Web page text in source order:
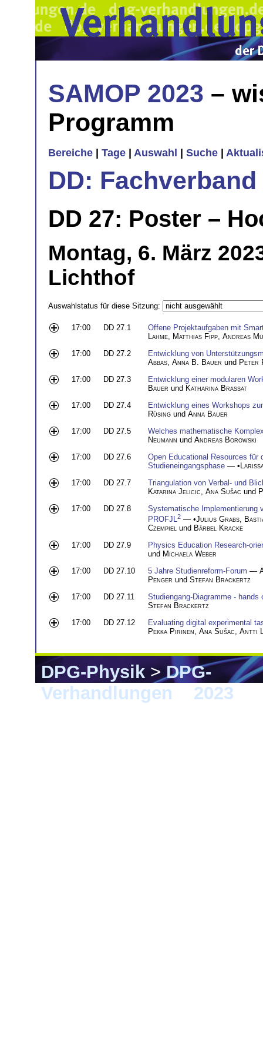
SAMOP 2023 –
Programm
Bereiche Tage Auswahl Suche
DD:
DD 27: Poster –
Montag, 6. März
Lichthof
Auswahlstatus für diese Sitzung:
17:00 DD 27.1
Offene Projektaufgaben mit
Lahme Matthias Fipp Andreas
17:00
DD 27.2
Entwicklung von
Abbas Anna B. Bauer und Peter
17:00
DD 27.3
Entwicklung einer modularen
Bauer und Katharina Brassat
17:00
DD 27.4
Entwicklung eines Workshops
Rüsing und Anna Bauer
17:00
DD 27.5
Welches mathematische
Neumann und Andreas Borowski
17:00
DD 27.6
Open Educational Resources für
Studieneingangsphase — •
17:00
DD 27.7
Triangulation von Verbal- und
Katarina Jelicic Ana Sušac und
17:00
DD 27.8
Systematische Implementierung
PROFJL
2 — •Julius Grabs
Czempiel und Bärbel Kracke
17:00
DD 27.9
Physics Education Research-
und Michaela Weber
17:00
DD 27.10 5 Jahre Studienreform-Forum —
Penger und Stefan Brackertz
17:00
DD 27.11
Studiengang-Diagramme - hands
Stefan Brackertz
17:00
DD 27.12
Evaluating digital experimental
Pekka Pirinen Ana Sušac Antti
DPG-Physik>DPG-
Verhandlungen
2023